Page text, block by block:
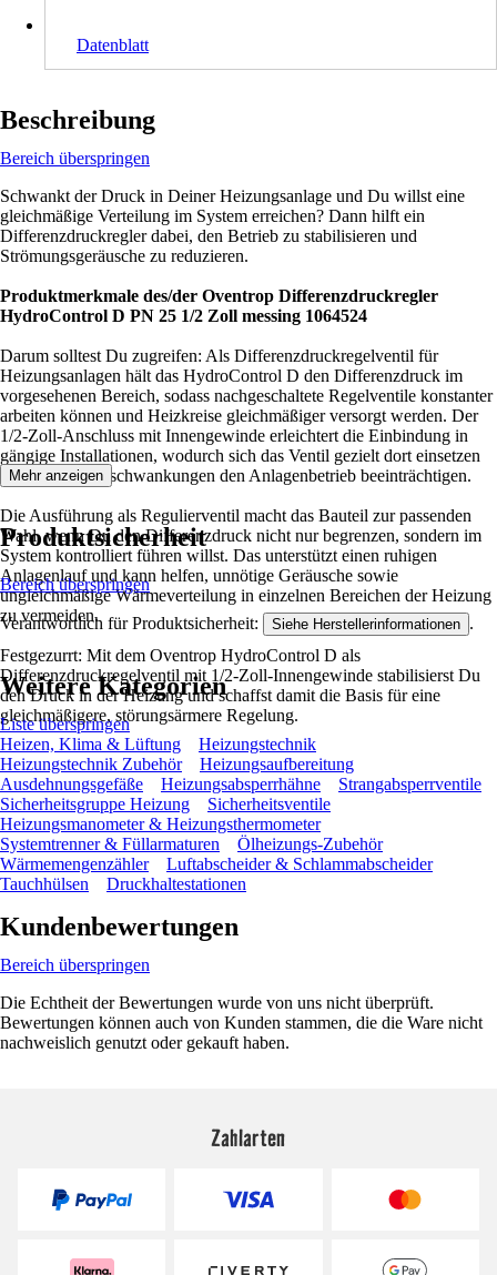
Datenblatt
Beschreibung
Bereich überspringen
Schwankt der Druck in Deiner Heizungsanlage und Du willst eine
gleichmäßige Verteilung im System erreichen? Dann hilft ein
Differenzdruckregler dabei, den Betrieb zu stabilisieren und
Strömungsgeräusche zu reduzieren.
Produktmerkmale des/der Oventrop Differenzdruckregler
HydroControl D PN 25 1/2 Zoll messing 1064524
Darum solltest Du zugreifen: Als Differenzdruckregelventil für
Heizungsanlagen hält das HydroControl D den Differenzdruck im
vorgesehenen Bereich, sodass nachgeschaltete Regelventile konstanter
arbeiten können und Heizkreise gleichmäßiger versorgt werden. Der
1/2-Zoll-Anschluss mit Innengewinde erleichtert die Einbindung in
gängige Installationen, wodurch sich das Ventil gezielt dort einsetzen
lässt, wo Druckschwankungen den Anlagenbetrieb beeinträchtigen.
Die Ausführung als Regulierventil macht das Bauteil zur passenden
Wahl, wenn Du den Differenzdruck nicht nur begrenzen, sondern im
System kontrolliert führen willst. Das unterstützt einen ruhigen
Anlagenlauf und kann helfen, unnötige Geräusche sowie
ungleichmäßige Wärmeverteilung in einzelnen Bereichen der Heizung
zu vermeiden.
Festgezurrt: Mit dem Oventrop HydroControl D als
Differenzdruckregelventil mit 1/2-Zoll-Innengewinde stabilisierst Du
den Druck in der Heizung und schaffst damit die Basis für eine
gleichmäßigere, störungsärmere Regelung.
Mehr anzeigen
Produktsicherheit
Bereich überspringen
Verantwortlich für Produktsicherheit: Siehe Herstellerinformationen .
Weitere Kategorien
Liste überspringen
Heizen, Klima & Lüftung
Heizungstechnik
Heizungstechnik Zubehör
Heizungsaufbereitung
Ausdehnungsgefäße
Heizungsabsperrhähne
Strangabsperrventile
Sicherheitsgruppe Heizung
Sicherheitsventile
Heizungsmanometer & Heizungsthermometer
Systemtrenner & Füllarmaturen
Ölheizungs-Zubehör
Wärmemengenzähler
Luftabscheider & Schlammabscheider
Tauchhülsen
Druckhaltestationen
Kundenbewertungen
Bereich überspringen
Die Echtheit der Bewertungen wurde von uns nicht überprüft.
Bewertungen können auch von Kunden stammen, die die Ware nicht
nachweislich genutzt oder gekauft haben.
Zahlarten